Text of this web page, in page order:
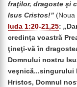
fraţilor, dragoste şi
Isus Cristos!” (Noua
Iuda 1:20-21,25: „
credinţa voastră
ţineţi-vă în
Domnului nostru
veşnică...singurului
Hristos, Domnul